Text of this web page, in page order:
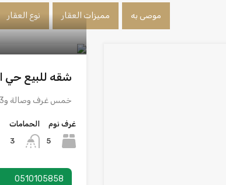
موصى به مميزات العقار نوع العقار
شقه للبيع حي
خمس غرف وصالة و3 حمامات
غرف نوم
5
الحمامات
3
0510105858